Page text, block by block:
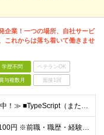
企業！一つの場所、自社サービ
これからは落ち着いて働きませ
学歴不問 ベテランOK
与複数月 面接1回
≪若手・第二新卒活躍中！≫ ■TypeScript（またはJavaScript）、PHP、Java、C/C++ のいずれかを使用した、何らかのシステム開発の実務経験（プログラミングやテスト等）がある方
月給266,400円～431,100円 ※前職・職歴・経験・能力を考慮の上、優遇します ※上記給与には月30時間分の固定残業代（50,000円～81,000円）を含みます 超過分は別途支給します ※